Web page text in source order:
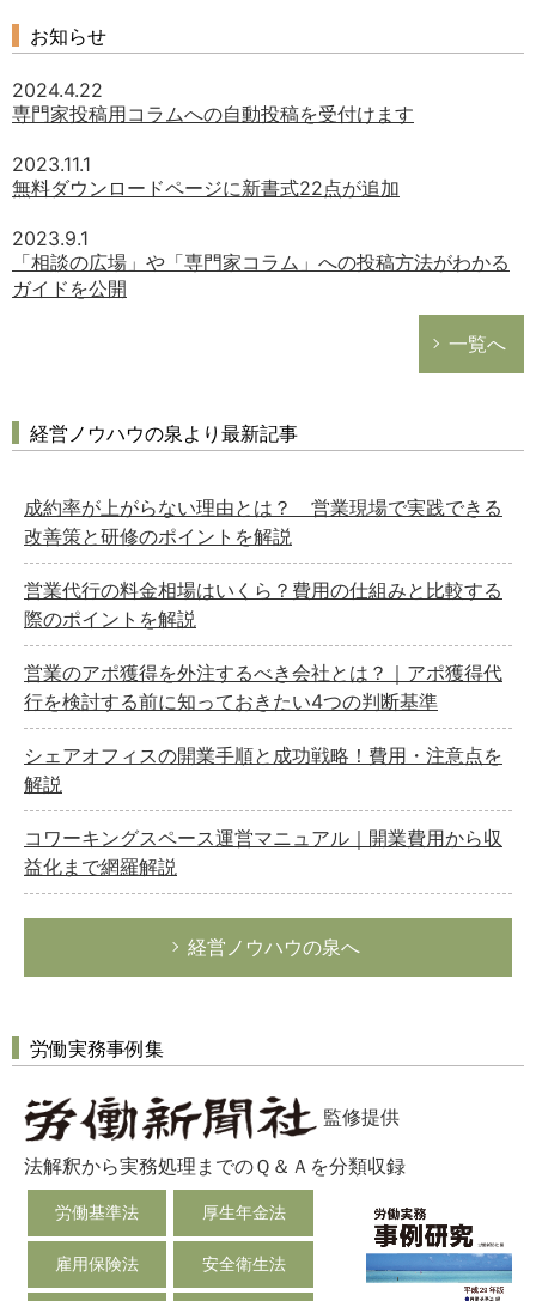
お知らせ
2024.4.22
専門家投稿用コラムへの自動投稿を受付けます
2023.11.1
無料ダウンロードページに新書式22点が追加
2023.9.1
「相談の広場」や「専門家コラム」への投稿方法がわかる
ガイドを公開
一覧へ
経営ノウハウの泉より最新記事
成約率が上がらない理由とは？ 営業現場で実践できる
改善策と研修のポイントを解説
営業代行の料金相場はいくら？費用の仕組みと比較する
際のポイントを解説
営業のアポ獲得を外注するべき会社とは？｜アポ獲得代
行を検討する前に知っておきたい4つの判断基準
シェアオフィスの開業手順と成功戦略！費用・注意点を
解説
コワーキングスペース運営マニュアル｜開業費用から収
益化まで網羅解説
経営ノウハウの泉へ
労働実務事例集
監修提供
法解釈から実務処理までのＱ＆Ａを分類収録
労働基準法 厚生年金法
雇用保険法 安全衛生法